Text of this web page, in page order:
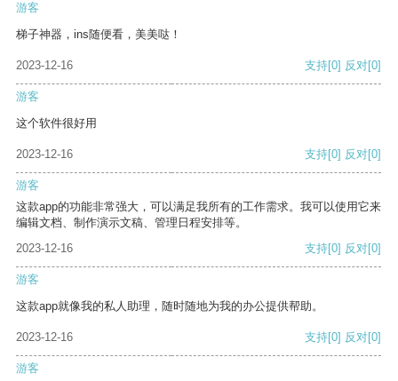
游客
梯子神器，ins随便看，美美哒！
2023-12-16 支持[0] 反对[0]
游客
这个软件很好用
2023-12-16 支持[0] 反对[0]
游客
这款app的功能非常强大，可以满足我所有的工作需求。我可以使用它来
编辑文档、制作演示文稿、管理日程安排等。
2023-12-16
支持[0] 反对[0]
游客
这款app就像我的私人助理，随时随地为我的办公提供帮助。
2023-12-16 支持[0] 反对[0]
游客